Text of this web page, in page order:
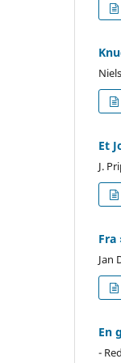
Et
J.
Fra
Jan
En
-